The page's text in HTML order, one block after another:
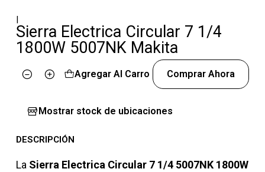
|
Sierra Electrica Circular 7 1/4
1800W 5007NK Makita
Cantidad
Agregar Al Carro Comprar Ahora
Mostrar stock de ubicaciones
DESCRIPCIÓN
La Sierra Electrica Circular 7 1/4 5007NK 1800W